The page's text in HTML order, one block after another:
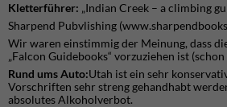
Kletterführer: „Indian Creek – a climbing
Sharpend Pubvlishing
Wir waren einstimmig der Meinung, dass
„Falcon Guidebooks“ vorzuziehen ist
Rund ums Auto:Utah ist ein sehr
Vorschriften sehr streng gehandhabt
absolutes Alkoholverbot.